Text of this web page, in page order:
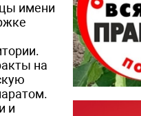
имени
на
и